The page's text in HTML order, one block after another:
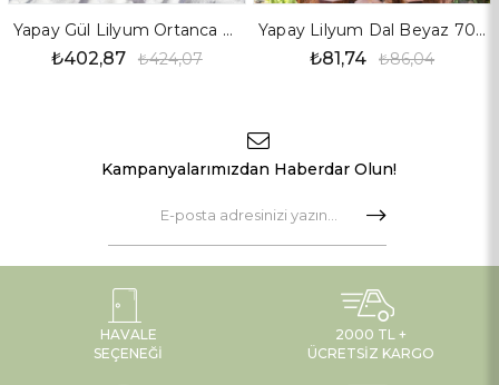
Yapay Gül Lilyum Ortanca Demet Somon
₺402,87 ₺424,07
Yapay Lilyum Dal Beyaz 70 cm
₺81,74 ₺86,04
Kampanyalarımızdan Haberdar Olun!
HAVALE
SEÇENEĞI
2000 TL +
ÜCRETSIZ KARGO